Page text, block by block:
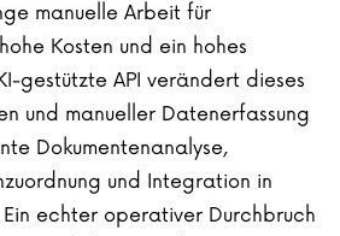
manuelle Arbeit für
Kosten und ein hohes
gestützte API verändert dieses
und manueller Datenerfassung
Dokumentenanalyse,
und Integration in
Ein echter operativer Durchbruch